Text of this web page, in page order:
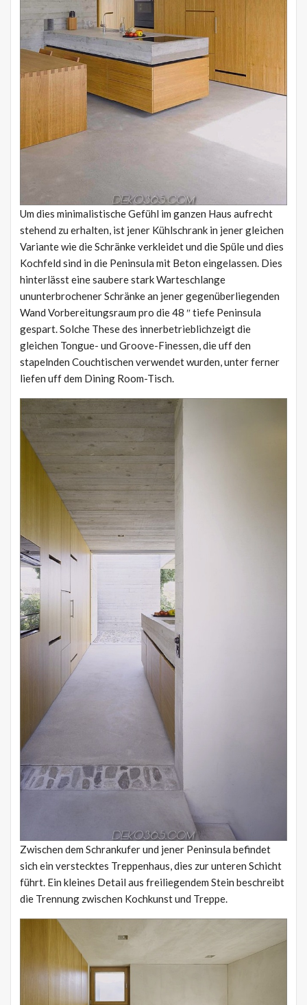
Um dies minimalistische Gefühl im ganzen Haus aufrecht
stehend zu erhalten, ist jener Kühlschrank in jener gleichen
Variante wie die Schränke verkleidet und die Spüle und dies
Kochfeld sind in die Peninsula mit Beton eingelassen. Dies
hinterlässt eine saubere stark Warteschlange
ununterbrochener Schränke an jener gegenüberliegenden
Wand Vorbereitungsraum pro die 48 ″ tiefe Peninsula
gespart. Solche These des innerbetrieblichzeigt die
gleichen Tongue- und Groove-Finessen, die uff den
stapelnden Couchtischen verwendet wurden, unter ferner
liefen uff dem Dining Room-Tisch.
Zwischen dem Schrankufer und jener Peninsula befindet
sich ein verstecktes Treppenhaus, dies zur unteren Schicht
führt. Ein kleines Detail aus freiliegendem Stein beschreibt
die Trennung zwischen Kochkunst und Treppe.